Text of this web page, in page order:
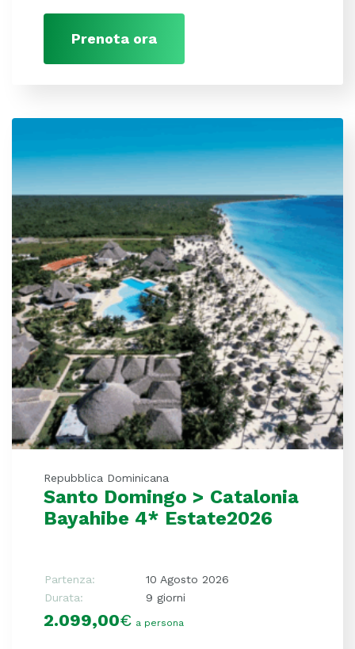
Prenota ora
Repubblica Dominicana
Santo Domingo > Catalonia
Bayahibe 4* Estate2026
Partenza:
10 Agosto 2026
Durata:
9 giorni
2.099,00€ a persona